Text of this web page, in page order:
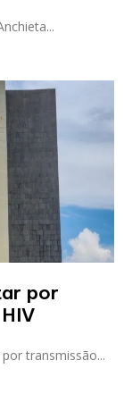
por
transmissão...